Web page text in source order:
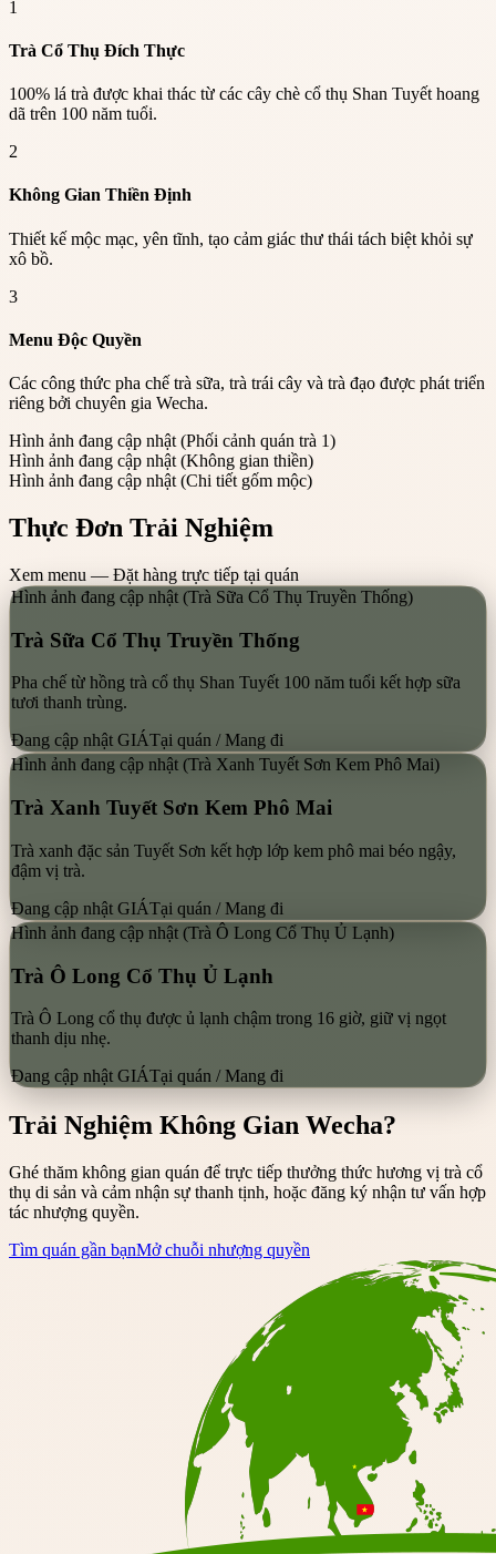
1
Trà Cổ Thụ Đích Thực
100% lá trà được khai thác từ các cây chè cổ thụ Shan Tuyết hoang
dã trên 100 năm tuổi.
2
Không Gian Thiền Định
Thiết kế mộc mạc, yên tĩnh, tạo cảm giác thư thái tách biệt khỏi sự
xô bồ.
3
Menu Độc Quyền
Các công thức pha chế trà sữa, trà trái cây và trà đạo được phát triển
riêng bởi chuyên gia Wecha.
Hình ảnh đang cập nhật (Phối cảnh quán trà 1)
Hình ảnh đang cập nhật (Không gian thiền)
Hình ảnh đang cập nhật (Chi tiết gốm mộc)
Thực Đơn Trải Nghiệm
Xem menu — Đặt hàng trực tiếp tại quán
Hình ảnh đang cập nhật (Trà Sữa Cổ Thụ Truyền Thống)
Trà Sữa Cổ Thụ Truyền Thống
Pha chế từ hồng trà cổ thụ Shan Tuyết 100 năm tuổi kết hợp sữa
tươi thanh trùng.
Đang cập nhật GIÁTại quán / Mang đi
Hình ảnh đang cập nhật (Trà Xanh Tuyết Sơn Kem Phô Mai)
Trà Xanh Tuyết Sơn Kem Phô Mai
Trà xanh đặc sản Tuyết Sơn kết hợp lớp kem phô mai béo ngậy,
đậm vị trà.
Đang cập nhật GIÁTại quán / Mang đi
Hình ảnh đang cập nhật (Trà Ô Long Cổ Thụ Ủ Lạnh)
Trà Ô Long Cổ Thụ Ủ Lạnh
Trà Ô Long cổ thụ được ủ lạnh chậm trong 16 giờ, giữ vị ngọt
thanh dịu nhẹ.
Đang cập nhật GIÁTại quán / Mang đi
Trải Nghiệm Không Gian Wecha?
Ghé thăm không gian quán để trực tiếp thưởng thức hương vị trà cổ
thụ di sản và cảm nhận sự thanh tịnh, hoặc đăng ký nhận tư vấn hợp
tác nhượng quyền.
Tìm quán gần bạnMở chuỗi nhượng quyền